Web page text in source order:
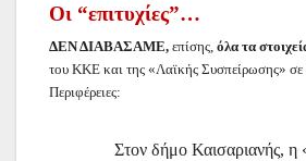
Οι “επιτυχίες”…
ΔΕΝ ΔΙΑΒΑΣΑΜΕ, επίσης, όλα τα
του ΚΚΕ και της «Λαϊκής Συσπείρωσης» σε
Περιφέρειες:
Στον δήμο Καισαριανής, η